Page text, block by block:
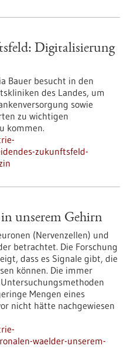
Digitalisierung
Bauer besucht in den
des Landes, um
sowie
zu wichtigen
kommen.
zukunftsfeld-
unserem Gehirn
(Nervenzellen) und
betrachtet. Die Forschung
dass es Signale gibt, die
können. Die immer
Mengen eines
nicht hätte nachgewiesen
waelder-unserem-